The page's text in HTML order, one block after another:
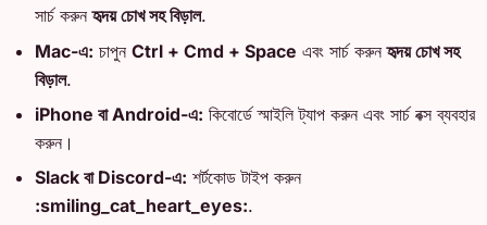
সার্চ করুনহৃদয় চোখ সহ বিড়াল.
Mac-এ: চাপুন Ctrl + Cmd + Space এবং সার্চ করুনহৃদয় চোখ সহ
বিড়াল.
iPhone বা Android-এ: কিবোর্ডে স্মাইলি ট্যাপ করুন এবং সার্চ বক্স ব্যবহার
করুন।
Slack বা Discord-এ: শর্টকোড টাইপ করুন
:smiling_cat_heart_eyes:.